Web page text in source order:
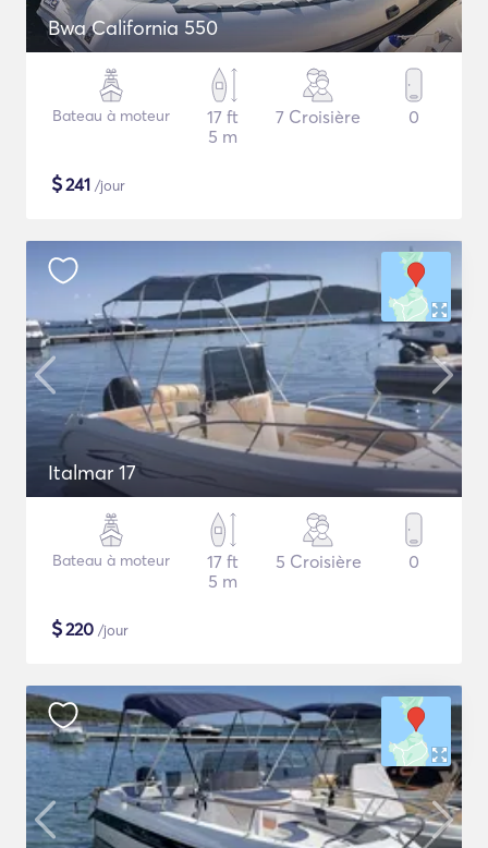
Bwa California 550
Bateau à moteur
17 ft
5 m
7 Croisière 0
$241 /jour
Italmar 17
Bateau à moteur
17 ft
5 m
5 Croisière 0
$220 /jour